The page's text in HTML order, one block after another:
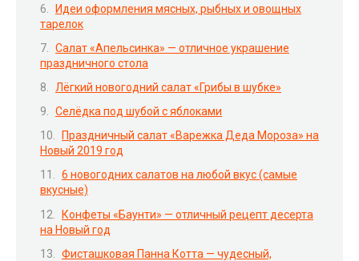
Идеи оформления мясных, рыбных и овощных
тарелок
Салат «Апельсинка» — отличное украшение
праздничного стола
Лёгкий новогодний салат «Грибы в шубке»
Селёдка под шубой с яблоками
Праздничный салат «Варежка Деда Мороза» на
Новый 2019 год
6 новогодних салатов на любой вкус (самые
вкусные)
Конфеты «Баунти» — отличный рецепт десерта
на Новый год
Фисташковая Панна Котта — чудесный,